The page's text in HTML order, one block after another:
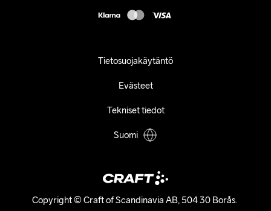
Copyright © Craft of Scandinavia AB, 504 30 Borås.
Tietosuojakäytäntö
Evästeet
Tekniset tiedot
Suomi